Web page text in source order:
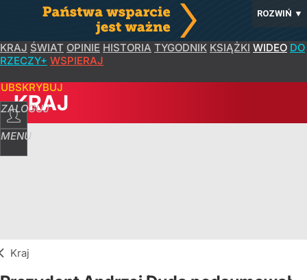
ROZWIŃ ▼
KRAJ ŚWIAT OPINIE HISTORIA TYGODNIK KSIĄŻKI WIDEO DO
RZECZY+ WSPIERAJ
ZALOGUJ
MENU
KRAJ
Kraj